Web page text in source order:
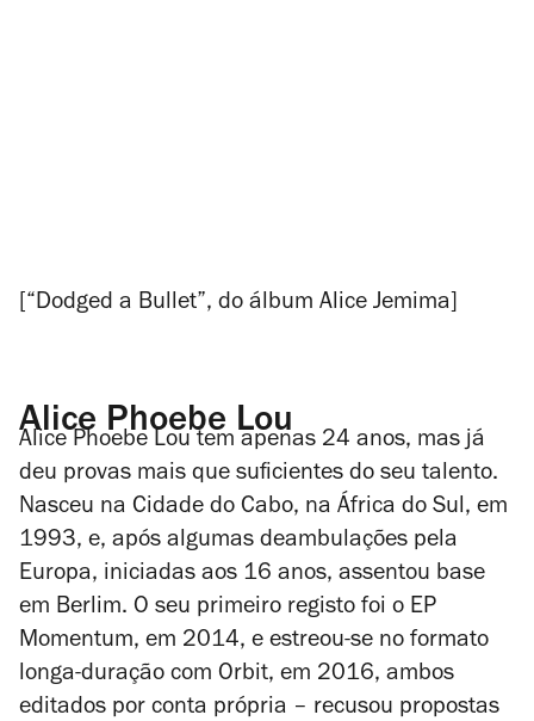
[“Dodged a Bullet”, do álbum Alice Jemima]
Alice Phoebe Lou
Alice Phoebe Lou tem apenas 24 anos, mas já
deu provas mais que suficientes do seu talento.
Nasceu na Cidade do Cabo, na África do Sul, em
1993, e, após algumas deambulações pela
Europa, iniciadas aos 16 anos, assentou base
em Berlim. O seu primeiro registo foi o EP
Momentum, em 2014, e estreou-se no formato
longa-duração com Orbit, em 2016, ambos
editados por conta própria – recusou propostas